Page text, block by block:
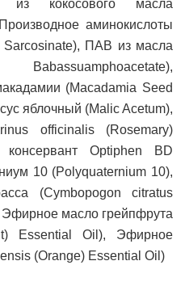
кокосового масла
аминокислоты
Sarcosinate), ПАВ из масла
(Macadamia Seed
яблочный (Malic Acetum),
officinalis (Rosemary)
Optiphen BD
10 (Polyquaternium 10),
(Cymbopogon citratus
масло грейпфрута
Essential Oil), Эфирное
(Orange) Essential Oil)